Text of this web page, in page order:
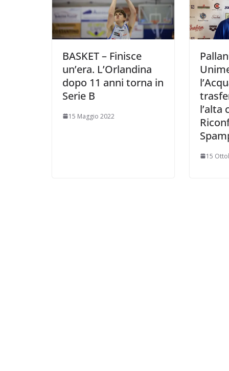
BASKET – Finisce
un’era. L’Orlandina
dopo 11 anni torna in
Serie B
15 Maggio 2022
l’alta
15